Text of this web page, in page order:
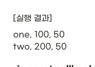
[실행 결과]
one, 100, 50
two, 200, 50